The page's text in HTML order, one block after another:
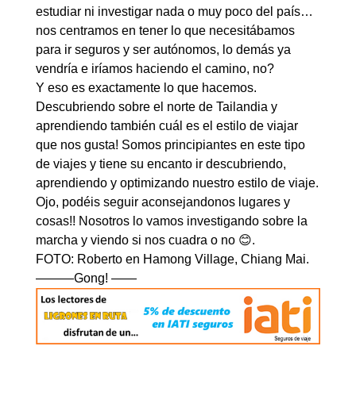
estudiar ni investigar nada o muy poco del país…
nos centramos en tener lo que necesitábamos
para ir seguros y ser autónomos, lo demás ya
vendría e iríamos haciendo el camino, no?
Y eso es exactamente lo que hacemos.
Descubriendo sobre el norte de Tailandia y
aprendiendo también cuál es el estilo de viajar
que nos gusta! Somos principiantes en este tipo
de viajes y tiene su encanto ir descubriendo,
aprendiendo y optimizando nuestro estilo de viaje.
Ojo, podéis seguir aconsejandonos lugares y
cosas!! Nosotros lo vamos investigando sobre la
marcha y viendo si nos cuadra o no 😊.
FOTO: Roberto en Hamong Village, Chiang Mai.
———Gong! ——